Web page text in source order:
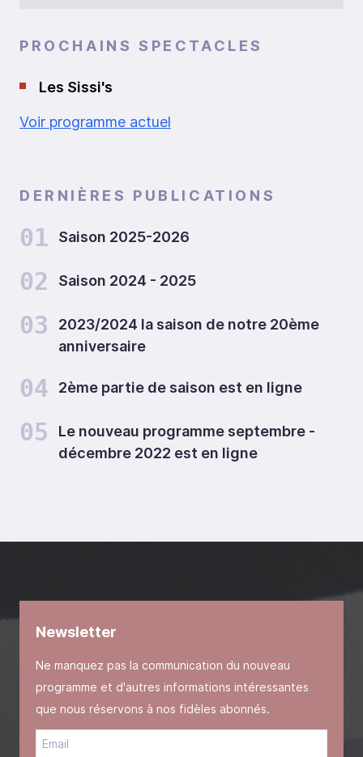
PROCHAINS SPECTACLES
Les Sissi's
Voir programme actuel
DERNIÈRES PUBLICATIONS
01 Saison 2025-2026
02 Saison 2024 - 2025
03
2023/2024 la saison de notre 20ème
anniversaire
04 2ème partie de saison est en ligne
05
Le nouveau programme septembre -
décembre 2022 est en ligne
Newsletter
Ne manquez pas la communication du nouveau
programme et d'autres informations intéressantes
que nous réservons à nos fidèles abonnés.